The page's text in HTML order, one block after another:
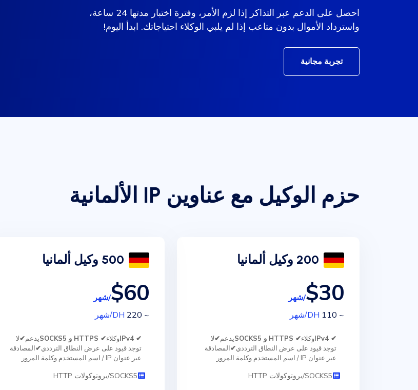
احصل على الدعم عبر التذاكر إذا لزم الأمر، وفترة اختبار مدتها 24 ساعة،
واسترداد الأموال بدون متاعب إذا لم يلبي الوكلاء احتياجاتك. ابدأ اليوم!
تجربة مجانية
حزم الوكيل مع عناوين IP الألمانية
200 وكيل ألمانيا
$30/شهر
~ 110
DH/شهر
✔ IPv4 وكلاء✔ HTTPS و SOCKS5 يدعم✔لا
توجد قيود على عرض النطاق الترددي✔المصادقة
عبر عنوان IP / اسم المستخدم وكلمة المرور
SOCKS5/بروتوكولات HTTP
500 وكيل ألمانيا
$60/شهر
~ 220
DH/شهر
✔ IPv4 وكلاء✔ HTTPS و SOCKS5 يدعم✔لا
توجد قيود على عرض النطاق الترددي✔المصادقة
عبر عنوان IP / اسم المستخدم وكلمة المرور
SOCKS5/بروتوكولات HTTP